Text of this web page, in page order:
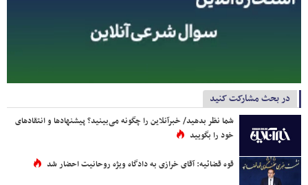
در بحث مشارکت کنید
شما نظر بدهید/ خبرآنلاین را چگونه می‌بینید؟ پیشنهادها و انتقادهای
خود را بگویید
قوه قضائیه: آقای خرازی به دادگاه ویژه روحانیت احضار شد